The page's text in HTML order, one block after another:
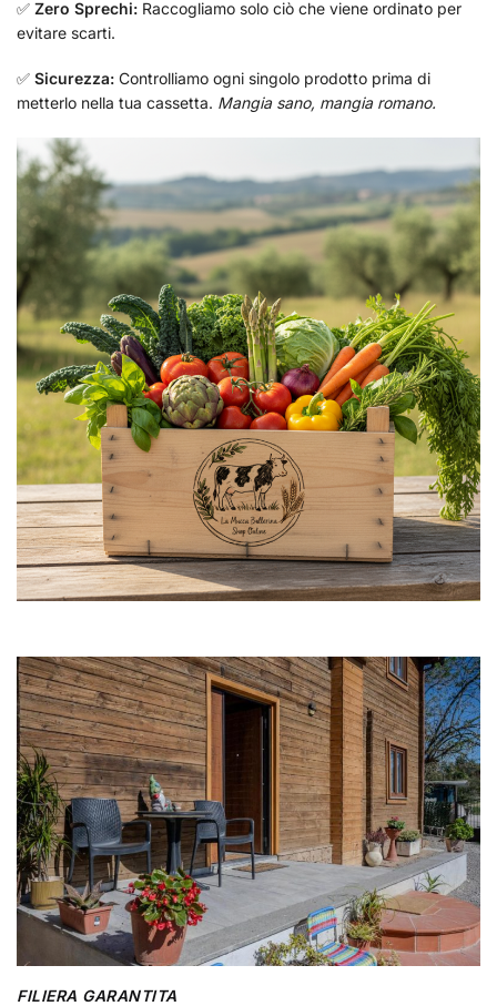
✅ Zero Sprechi: Raccogliamo solo ciò che viene ordinato per
evitare scarti.
✅ Sicurezza: Controlliamo ogni singolo prodotto prima di
metterlo nella tua cassetta. Mangia sano, mangia romano.
FILIERA GARANTITA